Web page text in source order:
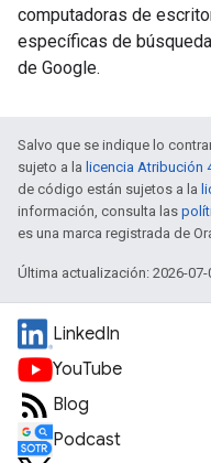
computadoras de
específicas de
de Google.
Salvo que se indique lo
sujeto a la licencia Atribución
de código están sujetos a la
información, consulta las
es una marca registrada de
Última actualización: 2026-07-
LinkedIn
YouTube
Blog
Podcast